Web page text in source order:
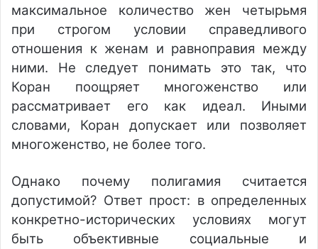
максимальное количество жен четырьмя
при строгом условии справедливого
отношения к женам и равноправия между
ними. Не следует понимать это так, что
Коран поощряет многоженство или
рассматривает его как идеал. Иными
словами, Коран допускает или позволяет
многоженство, не более того.
Однако почему полигамия считается
допустимой? Ответ прост: в определенных
конкретно-исторических условиях могут
быть объективные социальные и